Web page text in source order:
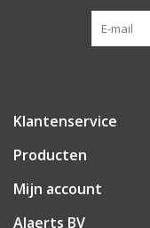
Klantenservice
Producten
Mijn account
Alaerts BV